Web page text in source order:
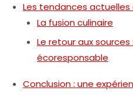
Les tendances actuelles
La fusion culinaire
Le retour aux
écoresponsable
Conclusion : une